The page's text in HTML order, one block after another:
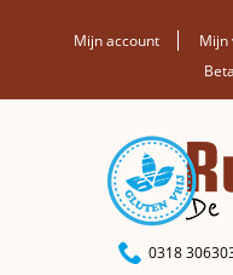
Mijn account Mijn
0318